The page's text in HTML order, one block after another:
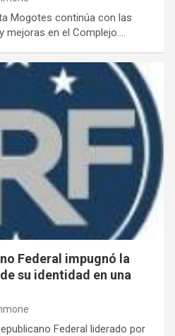
Mogotes continúa con las
mejoras en el Complejo.…
Federal impugnó la
su identidad en una
Federal liderado por